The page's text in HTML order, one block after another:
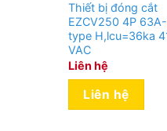
Thiết bị đóng cắt
EZCV250 4P
type H,lcu=36ka
VAC
Liên hệ
Liên hệ